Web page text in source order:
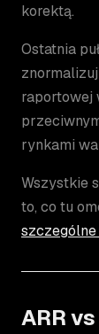
korektą.
Ostatnia
raportowej
rynkami
Wszystkie
to, co tu
ARR